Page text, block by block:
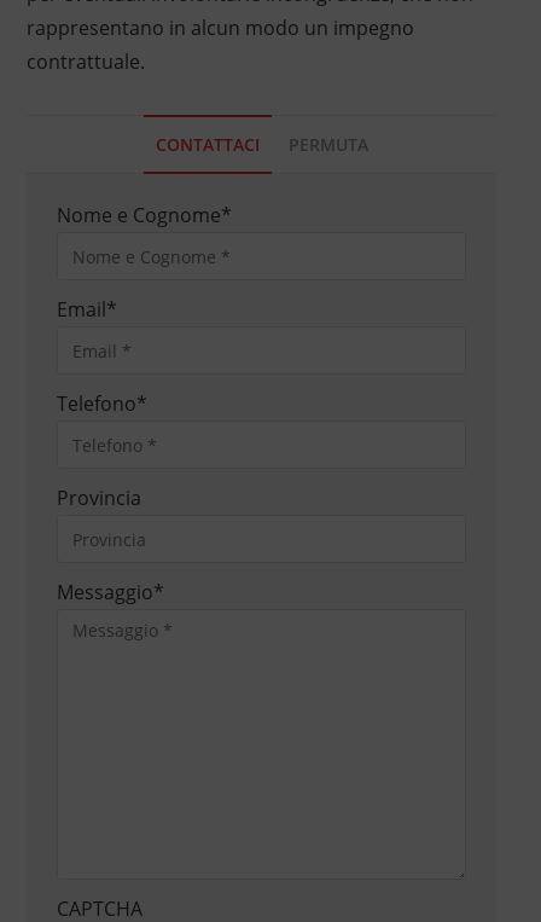
rappresentano in alcun modo un impegno
contrattuale.
CONTATTACI PERMUTA
Nome e Cognome*
Email*
Telefono*
Provincia
Messaggio*
CAPTCHA